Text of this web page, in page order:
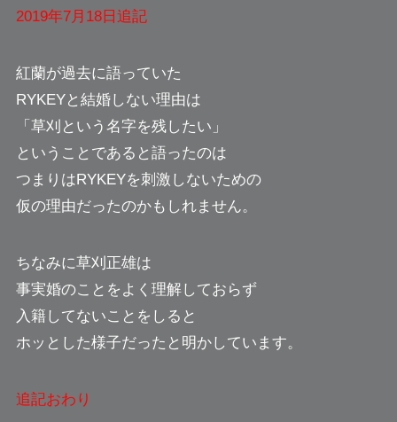
2019年7月18日追記
紅蘭が過去に語っていた
RYKEYと結婚しない理由は
「草刈という名字を残したい」
ということであると語ったのは
つまりはRYKEYを刺激しないための
仮の理由だったのかもしれません。
ちなみに草刈正雄は
事実婚のことをよく理解しておらず
入籍してないことをしると
ホッとした様子だったと明かしています。
追記おわり